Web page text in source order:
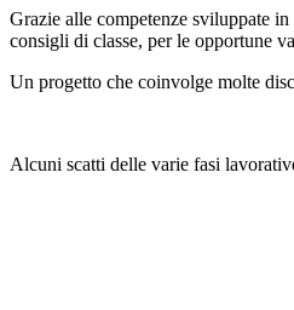
Grazie alle competenze sviluppate
consigli di classe, per le opportune
Un progetto che coinvolge molte
Alcuni scatti delle varie fasi